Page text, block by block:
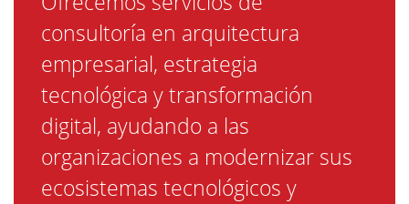
consultoría en arquitectura
empresarial, estrategia
tecnológica y transformación
digital, ayudando a las
organizaciones a modernizar sus
ecosistemas tecnológicos y